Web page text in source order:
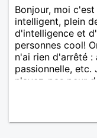
Bonjour, moi
intelligent, plein
d'intelligence et
personnes cool!
n'ai rien d'arrêté :
passionnelle, etc.
n'ayez-pas peur
qui le
100000000000